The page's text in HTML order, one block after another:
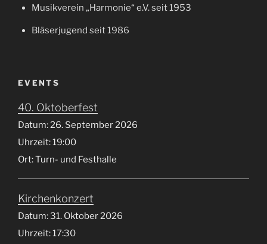
Musikverein „Harmonie“ e.V. seit 1953
Bläserjugend seit 1986
EVENTS
40. Oktoberfest
Datum:26. September 2026
Uhrzeit:19:00
Ort:Turn- und Festhalle
Kirchenkonzert
Datum:31. Oktober 2026
Uhrzeit:17:30